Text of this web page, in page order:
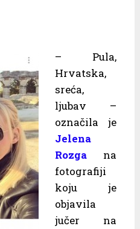
– Pula,
Hrvatska,
sreća,
ljubav –
označila je
Jelena
Rozgana
fotografiji
koju je
objavila
jučer na